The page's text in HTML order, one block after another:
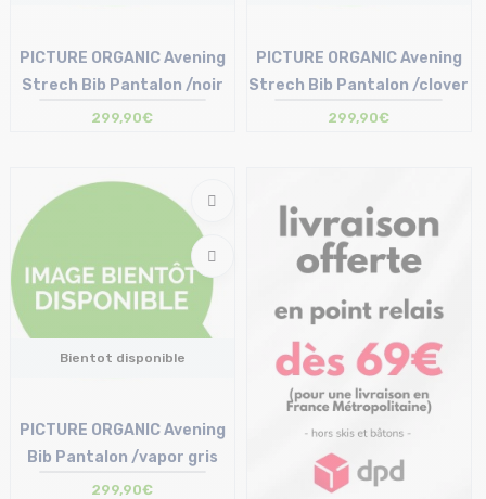
PICTURE ORGANIC Avening
Strech Bib Pantalon /noir
299,90€
PICTURE ORGANIC Avening
Strech Bib Pantalon /clover
299,90€
Bientot disponible
PICTURE ORGANIC Avening
Bib Pantalon /vapor gris
299,90€